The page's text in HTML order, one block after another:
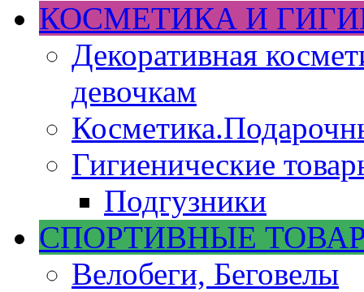
КОСМЕТИКА И
Декоративная
девочкам
Гигиенические
Подгузники
СПОРТИВНЫЕ
Велобеги, Беговелы